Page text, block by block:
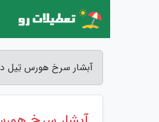
آبشار سرخ هورس تِیل